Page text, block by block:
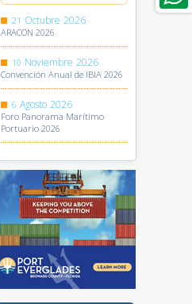
21 Octubre 2026
ARACON 2026
10 Noviembre 2026
Convención Anual de IBIA 2026
6 Agosto 2026
Foro Panorama Marítimo
Portuario 2026